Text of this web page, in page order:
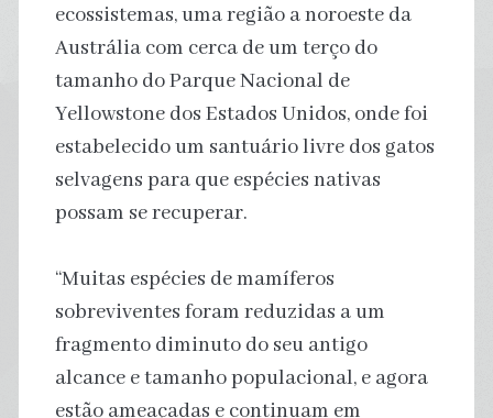
ecossistemas, uma região a noroeste da
Austrália com cerca de um terço do
tamanho do Parque Nacional de
Yellowstone dos Estados Unidos, onde foi
estabelecido um santuário livre dos gatos
selvagens para que espécies nativas
possam se recuperar.
“Muitas espécies de mamíferos
sobreviventes foram reduzidas a um
fragmento diminuto do seu antigo
alcance e tamanho populacional, e agora
estão ameaçadas e continuam em